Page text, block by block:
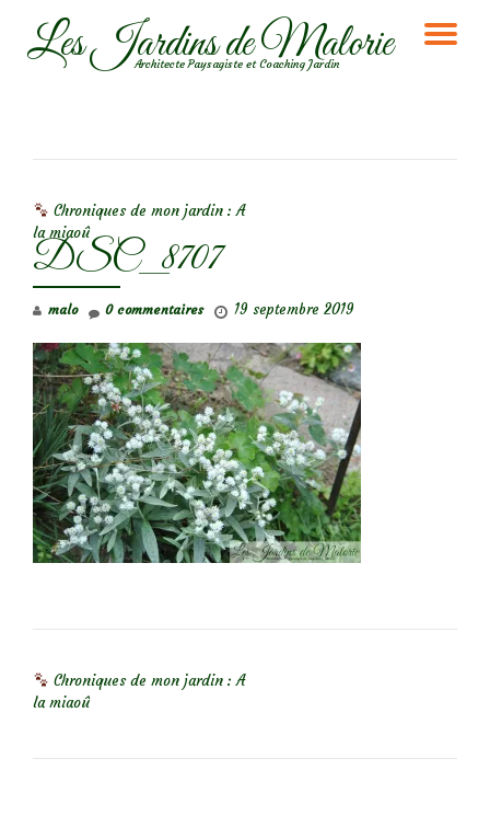
AllerLes Jardins de Malorie
Architecte Paysagiste et Coaching Jardin
Chroniques de mon jardin : A
la miaoû
DSC_8707
malo 19 septembre 2019
0 commentaires
Chroniques de mon jardin : A
la miaoû